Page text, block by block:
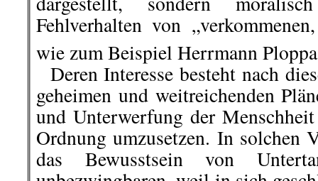
Fehlverhalten von
wie zum Beispiel Herrmann
Deren Interesse besteht nach
geheimen und weitreichenden
und Unterwerfung der
Ordnung umzusetzen. In solchen
das Bewusstsein von